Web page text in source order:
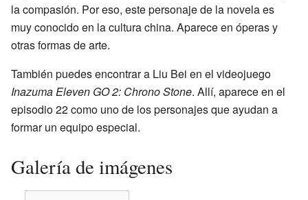
la compasión. Por eso, este personaje de la novela es
muy conocido en la cultura china. Aparece en óperas y
otras formas de arte.
También puedes encontrar a Liu Bei en el videojuego
Inazuma Eleven GO 2: Chrono Stone. Allí, aparece en el
episodio 22 como uno de los personajes que ayudan a
formar un equipo especial.
Galería de imágenes